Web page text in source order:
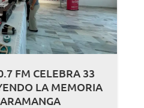
FM CELEBRA 33
LA MEMORIA